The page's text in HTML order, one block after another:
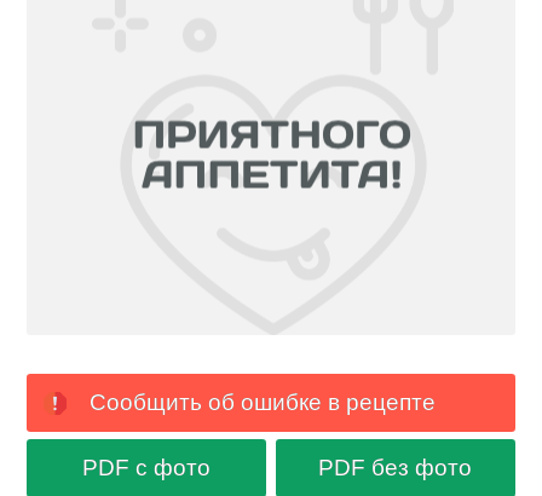
Сообщить об ошибке в рецепте
PDF с фото PDF без фото